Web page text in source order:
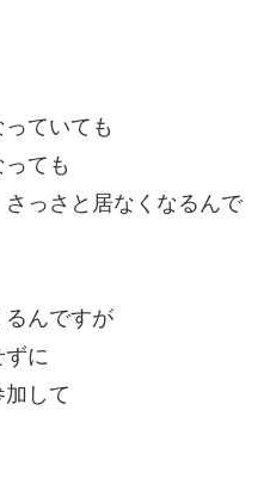
ていても
ても
っさと居なくなるんで
んですが
ずに
して